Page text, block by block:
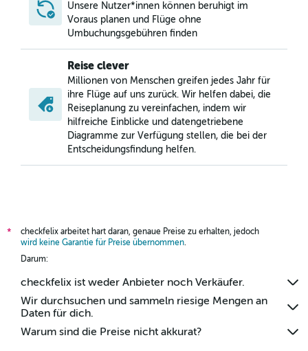
Unsere Nutzer*innen können beruhigt im
Voraus planen und Flüge ohne
Umbuchungsgebühren finden
Reise clever
Millionen von Menschen greifen jedes Jahr für
ihre Flüge auf uns zurück. Wir helfen dabei, die
Reiseplanung zu vereinfachen, indem wir
hilfreiche Einblicke und datengetriebene
Diagramme zur Verfügung stellen, die bei der
Entscheidungsfindung helfen.
*
checkfelix arbeitet hart daran, genaue Preise zu erhalten, jedoch
wird keine Garantie für Preise übernommen.
Darum:
checkfelix ist weder Anbieter noch Verkäufer.
Wir durchsuchen und sammeln riesige Mengen an
Daten für dich.
Warum sind die Preise nicht akkurat?